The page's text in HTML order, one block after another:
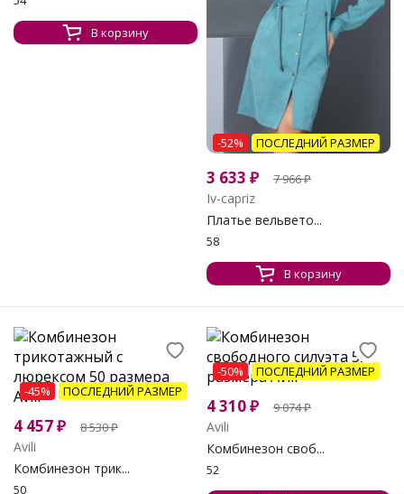
В корзину
-52% ПОСЛЕДНИЙ РАЗМЕР
3 633 ₽ 7 966₽
Iv-capriz
Платье вельвето...
58
В корзину
-45% ПОСЛЕДНИЙ РАЗМЕР
4 457₽ 8 530₽
Avili
Комбинезон трик...
50
-50% ПОСЛЕДНИЙ РАЗМЕР
4 310₽ 9 074₽
Avili
Комбинезон своб...
52